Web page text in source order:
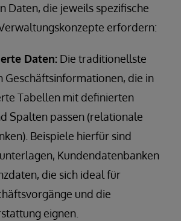
Daten, die jeweils spezifische
erfordern:
Daten: Die traditionellste
Geschäftsinformationen, die in
Tabellen mit definierten
Spalten passen (relationale
Beispiele hierfür sind
Kundendatenbanken
die sich ideal für
und die
eignen.